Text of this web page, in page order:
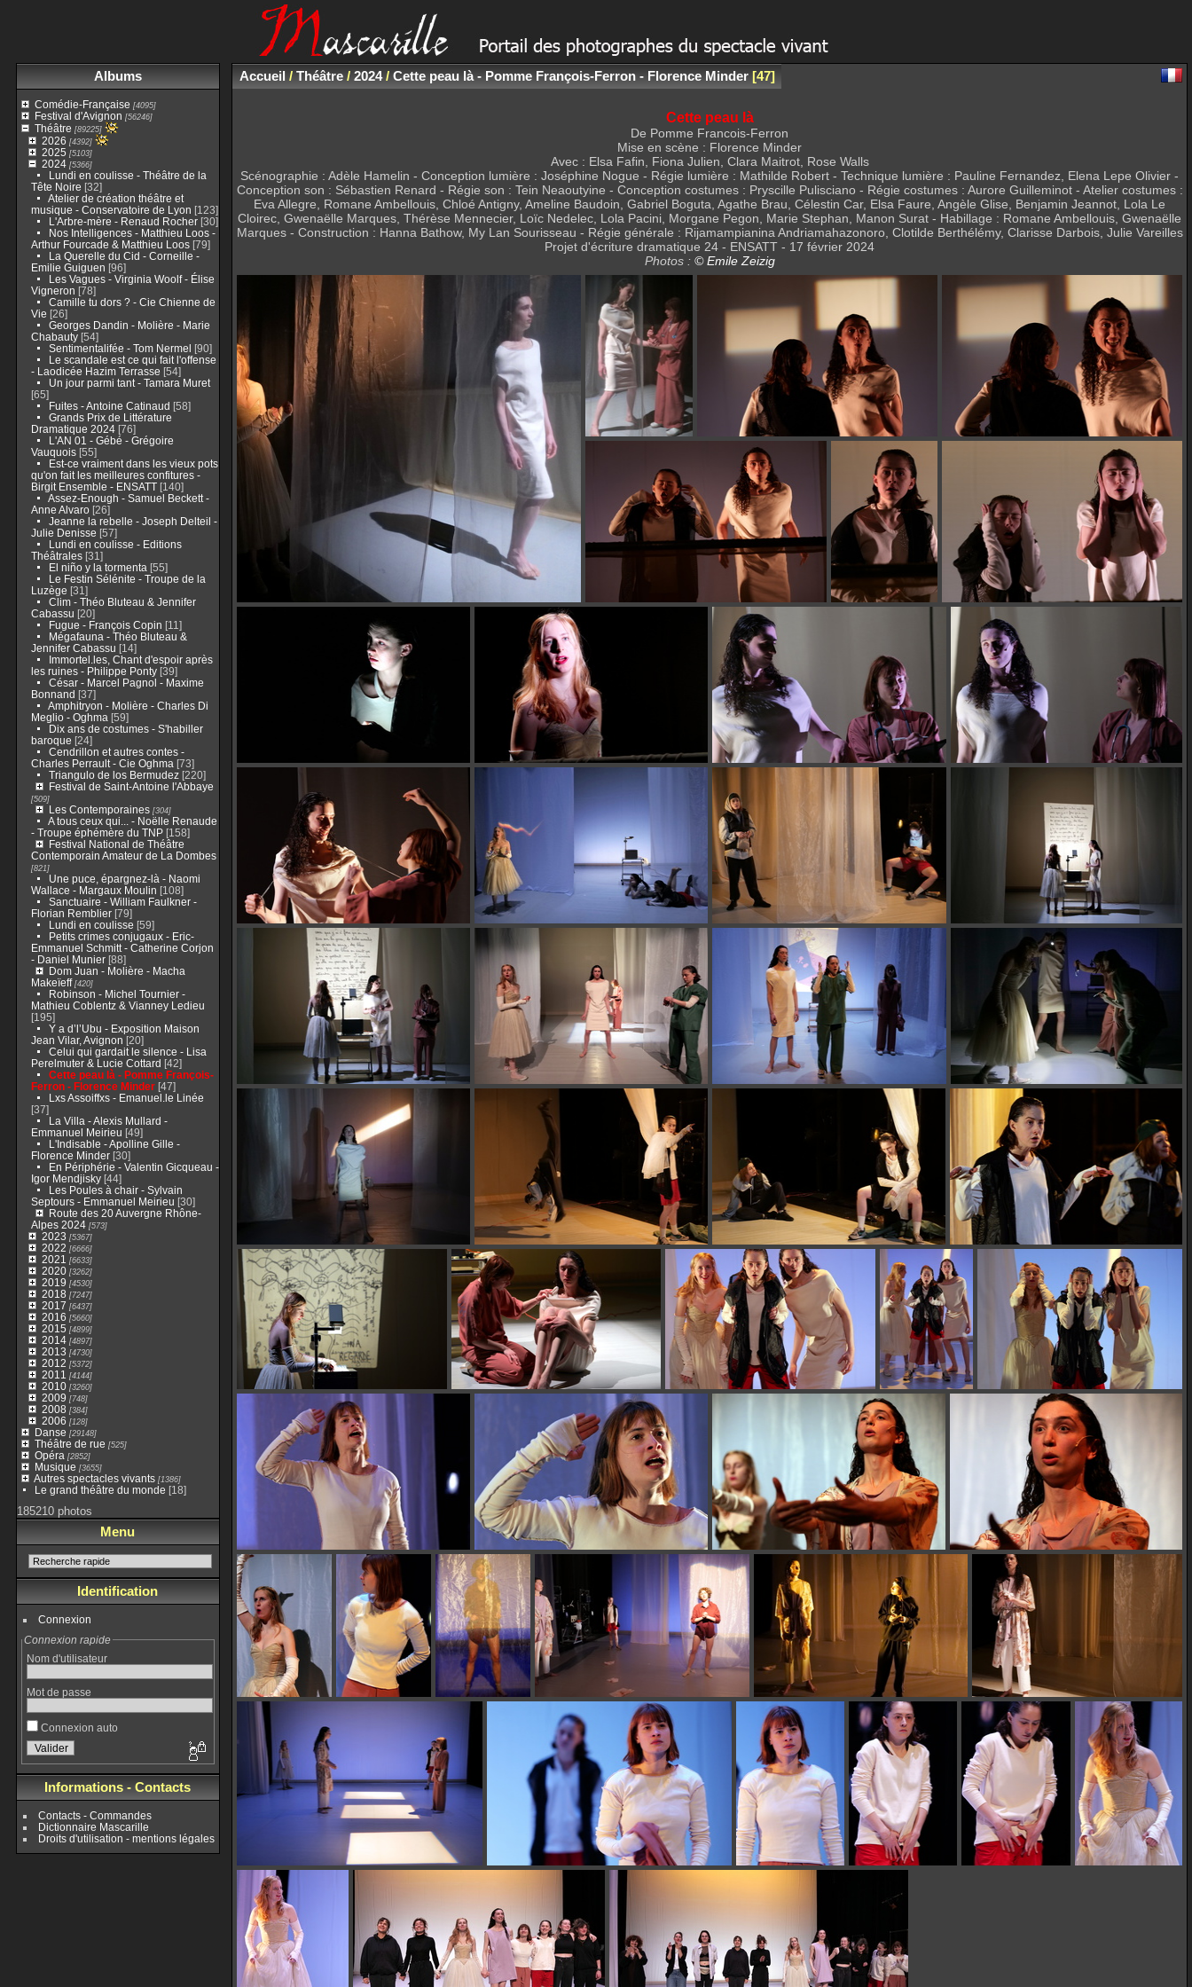
Albums
Comédie-Française [4095]
Festival d'Avignon [56246]
Théâtre [89225]
2026 [4392]
2025 [5103]
2024[5366]
Lundi en coulisse - Théâtre de la
Tête Noire [32]
Atelier de création théâtre et
musique - Conservatoire de Lyon [123]
L'Arbre-mère - Renaud Rocher[30]
Nos Intelligences - Matthieu Loos -
Arthur Fourcade & Matthieu Loos[79]
La Querelle du Cid - Corneille -
Emilie Guiguen [96]
Les Vagues - Virginia Woolf - Élise
Vigneron [78]
Camille tu dors ? - Cie Chienne de
Vie [26]
Georges Dandin - Molière - Marie
Chabauty[54]
Sentimentalifée - Tom Nermel [90]
Le scandale est ce qui fait l'offense
- Laodicée Hazim Terrasse [54]
Un jour parmi tant - Tamara Muret
[65]
Fuites - Antoine Catinaud [58]
Grands Prix de Littérature
Dramatique 2024[76]
L'AN 01 - Gébé - Grégoire
Vauquois[55]
Est-ce vraiment dans les vieux pots
qu'on fait les meilleures confitures -
Birgit Ensemble - ENSATT[140]
Assez-Enough - Samuel Beckett -
Anne Alvaro[26]
Jeanne la rebelle - Joseph Delteil -
Julie Denisse [57]
Lundi en coulisse - Editions
Théâtrales[31]
El niño y la tormenta [55]
Le Festin Sélénite - Troupe de la
Luzège [31]
Clim - Théo Bluteau & Jennifer
Cabassu [20]
Fugue - François Copin [11]
Mégafauna - Théo Bluteau &
Jennifer Cabassu [14]
Immortel.les, Chant d'espoir après
les ruines - Philippe Ponty[39]
César - Marcel Pagnol - Maxime
Bonnand [37]
Amphitryon - Molière - Charles Di
Meglio - Oghma [59]
Dix ans de costumes - S'habiller
baroque [24]
Cendrillon et autres contes -
Charles Perrault - Cie Oghma [73]
Triangulo de los Bermudez[220]
Festival de Saint-Antoine l'Abbaye
[509]
Les Contemporaines[304]
A tous ceux qui... - Noëlle Renaude
- Troupe éphémère du TNP[158]
Festival National de Théâtre
Contemporain Amateur de La Dombes
[821]
Une puce, épargnez-là - Naomi
Wallace - Margaux Moulin [108]
Sanctuaire - William Faulkner -
Florian Remblier[79]
Lundi en coulisse [59]
Petits crimes conjugaux - Eric-
Emmanuel Schmitt - Catherine Corjon
- Daniel Munier[88]
Dom Juan - Molière - Macha
Makeïeff[420]
Robinson - Michel Tournier -
Mathieu Coblentz & Vianney Ledieu
[195]
Y a d’l’Ubu - Exposition Maison
Jean Vilar, Avignon [20]
Celui qui gardait le silence - Lisa
Perelmuter & Lucie Cottard [42]
Cette peau là - Pomme François-
Ferron - Florence Minder[47]
Lxs Assoiffxs - Emanuel.le Linée
[37]
La Villa - Alexis Mullard -
Emmanuel Meirieu [49]
L'Indisable - Apolline Gille -
Florence Minder[30]
En Périphérie - Valentin Gicqueau -
Igor Mendjisky[44]
Les Poules à chair - Sylvain
Septours - Emmanuel Meirieu [30]
Route des 20 Auvergne Rhône-
Alpes 2024[573]
2023 [5367]
2022 [6666]
2021 [6633]
2020[3262]
2019 [4530]
2018 [7247]
2017 [6437]
2016 [5660]
2015 [4899]
2014[4897]
2013 [4730]
2012 [5372]
2011 [4144]
2010[3260]
2009 [748]
2008 [384]
2006 [128]
Danse [29148]
Théâtre de rue [525]
Opéra [2852]
Musique [3655]
Autres spectacles vivants[1386]
Le grand théâtre du monde [18]
185210 photos
Menu
Identification
Connexion
Connexion rapide
Nom d'utilisateur
Mot de passe
Connexion auto
Informations - Contacts
Contacts - Commandes
Dictionnaire Mascarille
Droits d'utilisation - mentions légales
Accueil/ Théâtre/ 2024/ Cette peau là - Pomme François-Ferron - Florence Minder 47
Cette peau là
De Pomme Francois-Ferron
Mise en scène : Florence Minder
Avec : Elsa Fafin, Fiona Julien, Clara Maitrot, Rose Walls
Scénographie : Adèle Hamelin - Conception lumière : Joséphine Nogue - Régie lumière : Mathilde Robert - Technique lumière : Pauline Fernandez, Elena Lepe Olivier -
Conception son : Sébastien Renard - Régie son : Tein Neaoutyine - Conception costumes : Pryscille Pulisciano - Régie costumes : Aurore Guilleminot - Atelier costumes :
Eva Allegre, Romane Ambellouis, Chloé Antigny, Ameline Baudoin, Gabriel Boguta, Agathe Brau, Célestin Car, Elsa Faure, Angèle Glise, Benjamin Jeannot, Lola Le
Cloirec, Gwenaëlle Marques, Thérèse Mennecier, Loïc Nedelec, Lola Pacini, Morgane Pegon, Marie Stephan, Manon Surat - Habillage : Romane Ambellouis, Gwenaëlle
Marques - Construction : Hanna Bathow, My Lan Sourisseau - Régie générale : Rijamampianina Andriamahazonoro, Clotilde Berthélémy, Clarisse Darbois, Julie Vareilles
Projet d'écriture dramatique 24 - ENSATT - 17 février 2024
Photos : © Emile Zeizig